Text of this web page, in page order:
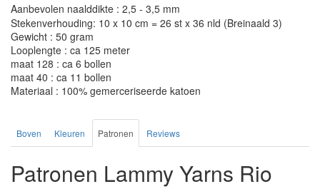
Aanbevolen naalddikte : 2,5 - 3,5 mm
Stekenverhouding: 10 x 10 cm = 26 st x 36 nld (Breinaald 3)
Gewicht : 50 gram
Looplengte : ca 125 meter
maat 128 : ca 6 bollen
maat 40 : ca 11 bollen
Materiaal : 100% gemerceriseerde katoen
Boven Kleuren Patronen Reviews
Patronen Lammy Yarns Rio